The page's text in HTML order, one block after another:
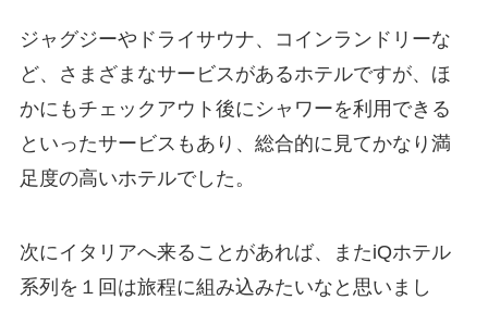
ジャグジーやドライサウナ、コインランドリーな
ど、さまざまなサービスがあるホテルですが、ほ
かにもチェックアウト後にシャワーを利用できる
といったサービスもあり、総合的に見てかなり満
足度の高いホテルでした。
次にイタリアへ来ることがあれば、またiQホテル
系列を１回は旅程に組み込みたいなと思いまし